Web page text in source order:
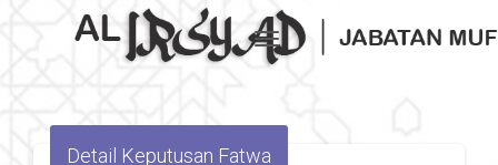
Toggle navigation
Detail Keputusan Fatwa